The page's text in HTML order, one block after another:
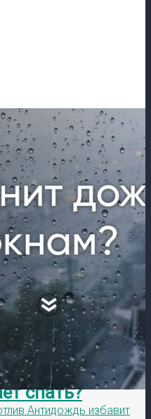
спать?
Антидождь избавит